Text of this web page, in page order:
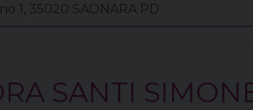
1, 35020 SAONARA PD
SANTI